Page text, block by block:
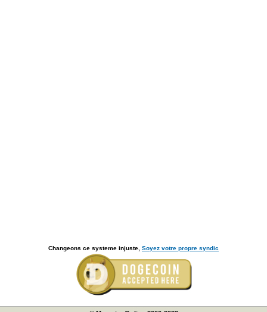
Changeons ce systeme injuste, Soyez votre propre syndic